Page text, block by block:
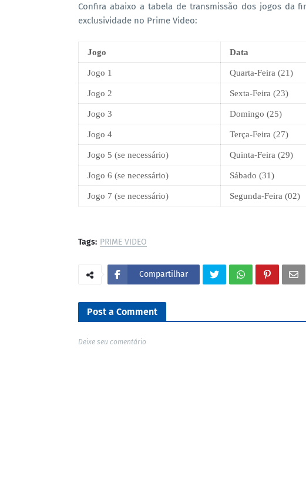
Confira abaixo a tabela de transmissão dos jogos da
exclusividade no Prime Video:
Jogo Data
Jogo 1 Quarta-Feira (21)
Jogo 2 Sexta-Feira (23)
Jogo 3 Domingo (25)
Jogo 4 Terça-Feira (27)
Jogo 5 (se necessário) Quinta-Feira (29)
Jogo 6 (se necessário) Sábado (31)
Jogo 7 (se necessário) Segunda-Feira (02)
Tags: PRIME VIDEO
Compartilhar
Post a Comment
Deixe seu comentário